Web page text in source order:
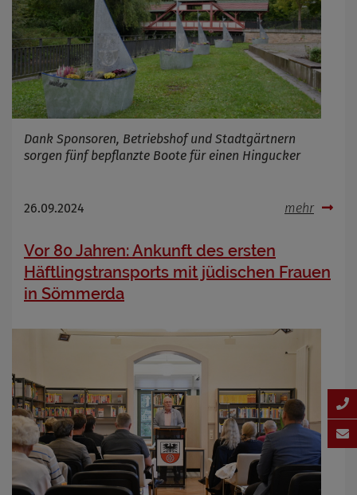
Dank Sponsoren, Betriebshof und Stadtgärtnern
sorgen fünf bepflanzte Boote für einen Hingucker
26.09.2024 mehr
Vor 80 Jahren: Ankunft des ersten
Häftlingstransports mit jüdischen Frauen
in Sömmerda